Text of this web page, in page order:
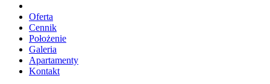
Oferta
Cennik
Położenie
Galeria
Apartamenty
Kontakt